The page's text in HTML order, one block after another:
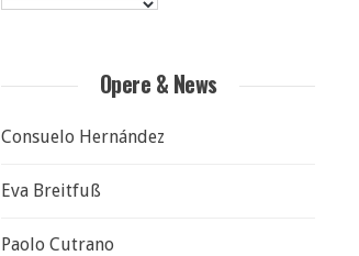
Opere & News
Consuelo Hernández
Eva Breitfuß
Paolo Cutrano